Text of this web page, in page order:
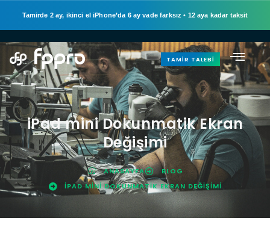
Tamirde 2 ay, ikinci el iPhone’da 6 ay vade farksız • 12 aya kadar taksit
TAMIR TALEBI
iPad mini Dokunmatik Ekran
Değişimi
ANASAYFA
BLOG
IPAD MINI DOKUNMATIK EKRAN DEĞIŞIMI